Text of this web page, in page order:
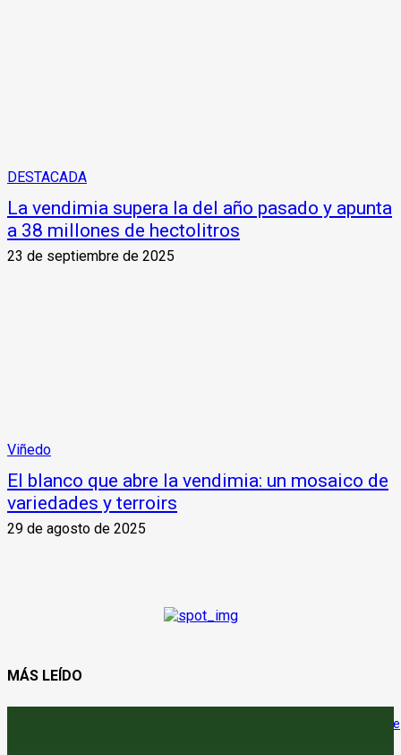
DESTACADA
La vendimia supera la del año pasado y apunta
a 38 millones de hectolitros
23 de septiembre de 2025
Viñedo
El blanco que abre la vendimia: un mosaico de
variedades y terroirs
29 de agosto de 2025
MÁS LEÍDO
Canarias eleva a Europa el expediente para registrar la IGP ‘Café de